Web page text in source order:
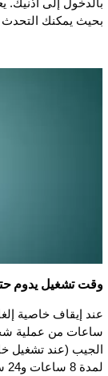
بحيث يمكنك التحدث
وقت تشغيل يدوم حتى 48 ساعة. علبة شحن
الجيب (عند تشغيل